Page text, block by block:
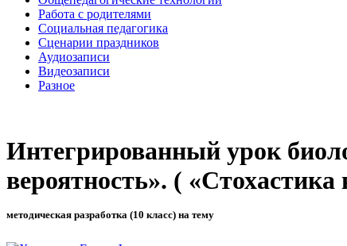
Работа с родителями
Социальная педагогика
Сценарии праздников
Аудиозаписи
Видеозаписи
Разное
Интегрированный урок
вероятность». ( «Стохастика
методическая разработка (10 класс) на тему